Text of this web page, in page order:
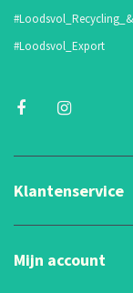
#Loodsvol_Export
Klantenservice
Mijn account